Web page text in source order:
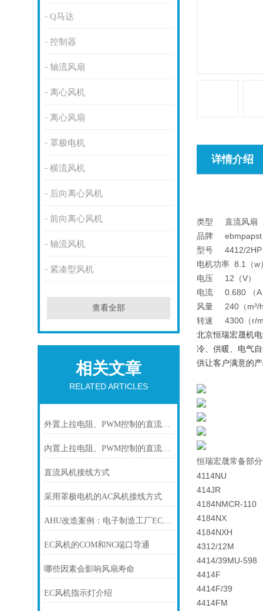
Q马达
控制器
轴流风扇
离心风机
离心风扇
罩极电机
横流风机
后向离心风机
前向离心风机
轴流风机
紧凑型风机
查看全部
相关文章
RELATED ARTICLES
外置上拉电阻、PWM控制的直流风机接线方式
内置上拉电阻、PWM控制的直流风机接线
直流风机接线方式
采用罩极电机的AC风机接线方式
AHU改造案例：电子制造工厂EC风墙节能改造
EC风机的COM和NC端口导通
哪些因素会影响风扇寿命
EC风机指示灯介绍
详情介绍
类型 直流风扇
品牌 ebmpapst
型号 4412/2HP
电机功率 8.1（w
电压 12（V）
电流 0.680 （A
风量 240（m³/
转速 4300（r/
北京恒瑞宏晟机
冷、供暖、电气
供让客户满意的
恒瑞宏晟常备部
4114NU
414JR
4184NMCR-110
4184NX
4184NXH
4312/12M
4414/39MU-598
4414F
4414F/39
4414FM